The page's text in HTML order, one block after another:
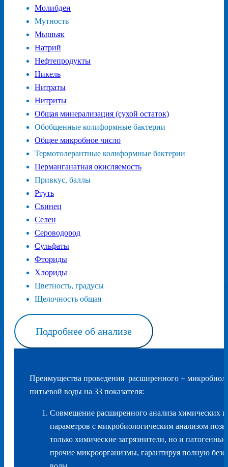
Молибден
Мутность
Мышьяк
Натрий
Нефтепродукты
Никель
Нитраты
Нитриты
Общая минерализация (сухой остаток)
Обобщенные колиформные бактерии
Общее микробное число
Термотолерантные колиформные бактерии
Перманганатная окисляемость
Привкус, баллы
Ртуть
Свинец
Селен
Сероводород
Сульфаты
Фториды
Хлориды
Цветность, градусы
Щелочность общая
Подробнее об анализе
Преимущества проведения расширенного +
питьевой воды на 33 показателя:
Совмещение расширенного анализа химических
параметров с микробиологическим анализом
только химические загрязнители, но и
прочие микроорганизмы, гарантируя полную